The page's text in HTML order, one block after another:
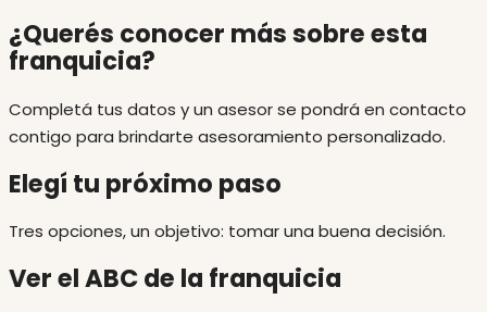
¿Querés conocer más sobre esta
franquicia?
Completá tus datos y un asesor se pondrá en contacto
contigo para brindarte asesoramiento personalizado.
Elegí tu próximo paso
Tres opciones, un objetivo: tomar una buena decisión.
Ver el ABC de la franquicia